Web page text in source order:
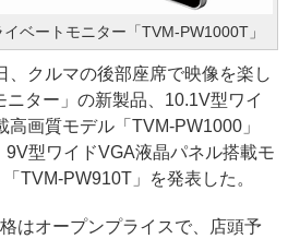
ベートモニター「TVM-PW1000T」
クルマの後部座席で映像を楽し
ター」の新製品、10.1V型ワイ
高画質モデル「TVM-PW1000」
9V型ワイドVGA液晶パネル搭載モ
TVM-PW910T」を発表した。
はオープンプライスで、店頭予